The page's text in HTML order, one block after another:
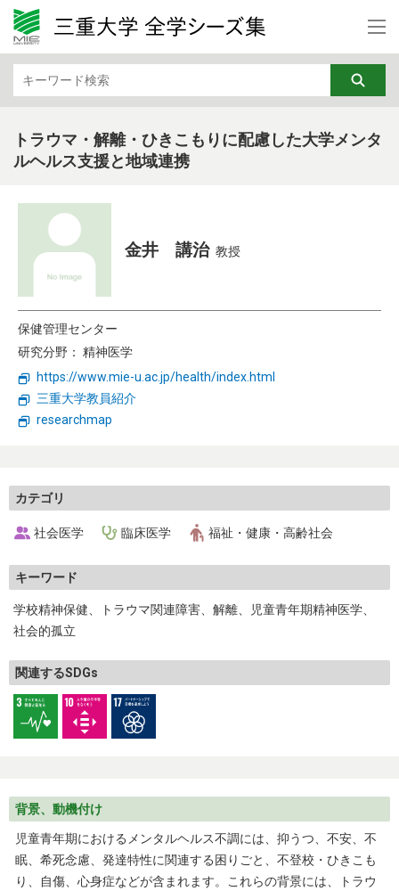
トラウマ・解離・ひきこもりに配慮した大学メンタ
ルヘルス支援と地域連携
金井 講治 教授
保健管理センター
研究分野： 精神医学
https://www.mie-u.ac.jp/health/index.html
三重大学教員紹介
researchmap
カテゴリ
社会医学 臨床医学 福祉・健康・高齢社会
キーワード
学校精神保健 トラウマ関連障害 解離
児童青年期精神医学
社会的孤立
関連するSDGs
背景、動機付け
児童青年期におけるメンタルヘルス不調には、抑うつ、不安、不
眠、希死念慮、発達特性に関連する困りごと、不登校・ひきこも
り、自傷、心身症などが含まれます。これらの背景には、トラウ
カテゴリから検索
文学・文化・地域
行動科学
社会医学
看護学 福祉・健康・高齢社会
DX
土木・建築・防災 バイオ・ライフサイエンス
生物・生態